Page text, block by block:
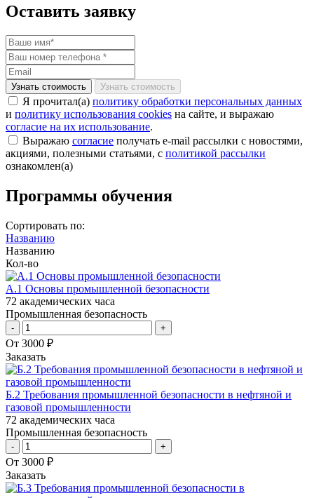
Оставить заявку
Узнать стоимость
Я прочитал(а) политику обработки персональных данных
и политику использования cookies на сайте, и выражаю
согласие на их использование.
Выражаю согласие получать e-mail рассылки с новостями,
акциями, полезными статьями, с политикой рассылки
ознакомлен(а)
Программы обучения
Сортировать по:
Названию
Названию
Кол-во
А.1 Основы промышленной безопасности
72 академических часа
Промышленная безопасность
- +
От 3000 ₽
Заказать
Б.2 Требования промышленной безопасности в нефтяной и
газовой промышленности
72 академических часа
Промышленная безопасность
- +
От 3000 ₽
Заказать